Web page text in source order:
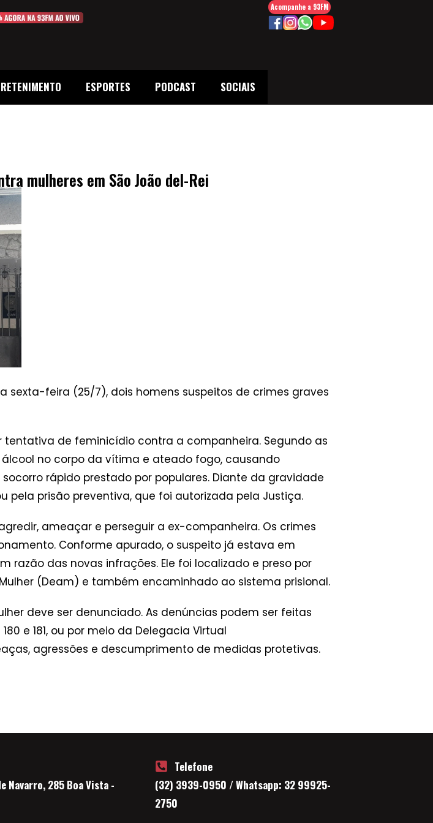
ESPORTES PODCAST SOCIAIS
Acompanhe a 93FM
mulheres em São João del-Rei
sexta-feira (25/7), dois homens suspeitos de crimes graves
de feminicídio contra a companheira. Segundo as
no corpo da vítima e ateado fogo, causando
rápido prestado por populares. Diante da gravidade
pela prisão preventiva, que foi autorizada pela Justiça.
ameaçar e perseguir a ex-companheira. Os crimes
Conforme apurado, o suspeito já estava em
razão das novas infrações. Ele foi localizado e preso por
(Deam) e também encaminhado ao sistema prisional.
deve ser denunciado. As denúncias podem ser feitas
e 181, ou por meio da Delegacia Virtual
agressões e descumprimento de medidas protetivas.
Navarro, 285 Boa Vista -
Telefone
(32) 3939-0950 / Whatsapp: 32 99925-
2750